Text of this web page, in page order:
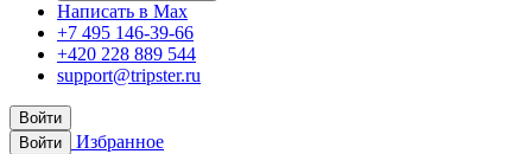
Написать в Max
+7 495 146-39-66
+420 228 889 544
support@tripster.ru
Войти
Войти
Избранное